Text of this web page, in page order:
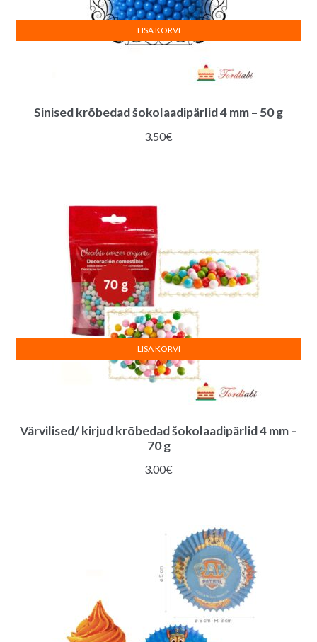
Sinised krõbedad šokolaadipärlid 4 mm – 50 g
3.50€
LISA KORVI
Värvilised/ kirjud krõbedad šokolaadipärlid 4 mm –
70 g
3.00€
LISA KORVI